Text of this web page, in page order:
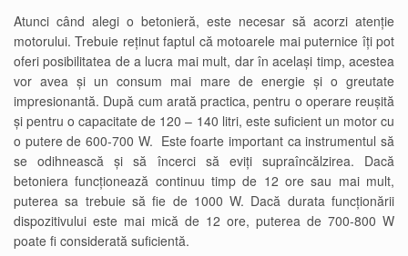
Atunci când alegi o betonieră, este necesar să acorzi atenție
motorului. Trebuie reținut faptul că motoarele mai puternice îți pot
oferi posibilitatea de a lucra mai mult, dar în același timp, acestea
vor avea și un consum mai mare de energie și o greutate
impresionantă. După cum arată practica, pentru o operare reușită
și pentru o capacitate de 120 – 140 litri, este suficient un motor cu
o putere de 600-700 W. Este foarte important ca instrumentul să
se odihnească și să încerci să eviți supraîncălzirea. Dacă
betoniera funcționează continuu timp de 12 ore sau mai mult,
puterea sa trebuie să fie de 1000 W. Dacă durata funcționării
dispozitivului este mai mică de 12 ore, puterea de 700-800 W
poate fi considerată suficientă.